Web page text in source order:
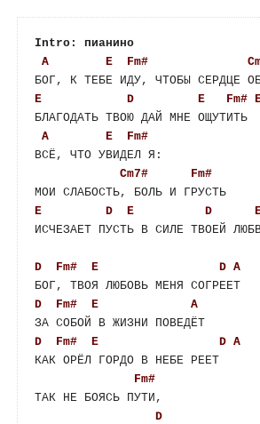
Intro: пианино
A
E Fm#
E
D E Fm#
БЛАГОДАТЬ ТВОЮ ДАЙ МНЕ ОЩУТИТЬ
A
E
Fm#
ВСЁ, ЧТО УВИДЕЛ Я:
Cm7#
Fm#
МОИ СЛАБОСТЬ, БОЛЬ И ГРУСТЬ
E
D E D
ИСЧЕЗАЕТ ПУСТЬ В СИЛЕ ТВОЕЙ
D Fm# E D A
БОГ, ТВОЯ ЛЮБОВЬ МЕНЯ СОГРЕЕТ
D
Fm# E
A
ЗА СОБОЙ В ЖИЗНИ ПОВЕДЁТ
D
Fm# E D A
КАК ОРЁЛ ГОРДО В НЕБЕ РЕЕТ
Fm#
ТАК НЕ БОЯСЬ ПУТИ,
D